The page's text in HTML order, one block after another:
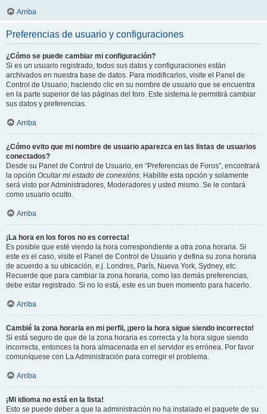
Arriba
Preferencias de usuario y configuraciones
¿Cómo se puede cambiar mi configuración?
Si es un usuario registrado, todos sus datos y configuraciones están
archivados en nuestra base de datos. Para modificarlos, visite el Panel de
Control de Usuario; haciendo clic en su nombre de usuario que se encuentra
en la parte superior de las páginas del foro. Este sistema le permitirá cambiar
sus datos y preferencias.
Arriba
¿Cómo evito que mi nombre de usuario aparezca en las listas de usuarios
conectados?
Desde su Panel de Control de Usuario, en “Preferencias de Foros”, encontrará
la opción Ocultar mi estado de conexións. Habilite esta opción y solamente
será visto por Administradores, Moderadores y usted mismo. Se le contará
como usuario oculto.
Arriba
¡La hora en los foros no es correcta!
Es posible que esté viendo la hora correspondiente a otra zona horaria. Si
este es el caso, visite el Panel de Control de Usuario y defina su zona horaria
de acuerdo a su ubicación, e.j. Londres, París, Nueva York, Sydney, etc.
Recuerde que para cambiar la zona horaria, como las demás preferencias,
debe estar registrado. Si no lo está, este es un buen momento para hacerlo.
Arriba
Cambié la zona horaria en mi perfil, ¡pero la hora sigue siendo incorrecto!
Si está seguro de que de la zona horaria es correcta y la hora sigue siendo
incorrecta, entonces la hora almacenada en el servidor es errónea. Por favor
comuníquese con La Administración para corregir el problema.
Arriba
¡Mi idioma no está en la lista!
Esto se puede deber a que la administración no ha instalado el paquete de su